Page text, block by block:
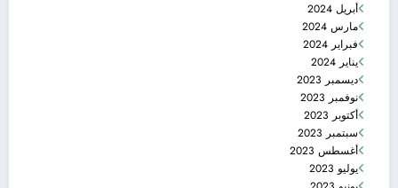
أبريل 2024
مارس 2024
فبراير 2024
يناير 2024
ديسمبر 2023
نوفمبر 2023
أكتوبر 2023
سبتمبر 2023
أغسطس 2023
يوليو 2023